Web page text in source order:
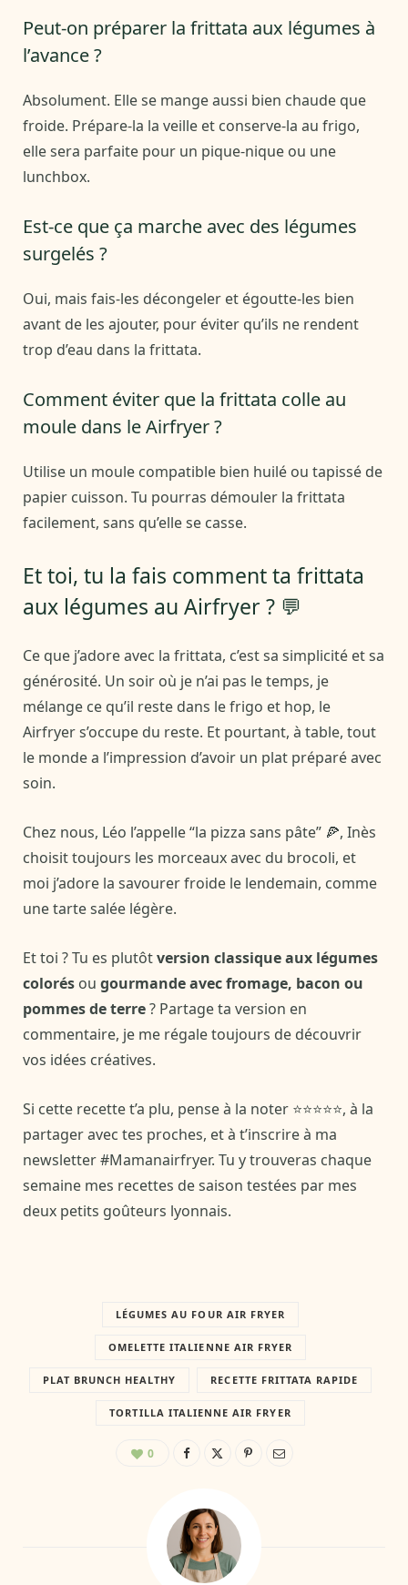
Peut-on préparer la frittata aux légumes à
l’avance ?
Absolument. Elle se mange aussi bien chaude que
froide. Prépare-la la veille et conserve-la au frigo,
elle sera parfaite pour un pique-nique ou une
lunchbox.
Est-ce que ça marche avec des légumes
surgelés ?
Oui, mais fais-les décongeler et égoutte-les bien
avant de les ajouter, pour éviter qu’ils ne rendent
trop d’eau dans la frittata.
Comment éviter que la frittata colle au
moule dans le Airfryer ?
Utilise un moule compatible bien huilé ou tapissé de
papier cuisson. Tu pourras démouler la frittata
facilement, sans qu’elle se casse.
Et toi, tu la fais comment ta frittata
aux légumes au Airfryer ? 💬
Ce que j’adore avec la frittata, c’est sa simplicité et sa
générosité. Un soir où je n’ai pas le temps, je
mélange ce qu’il reste dans le frigo et hop, le
Airfryer s’occupe du reste. Et pourtant, à table, tout
le monde a l’impression d’avoir un plat préparé avec
soin.
Chez nous, Léo l’appelle “la pizza sans pâte” 🍕, Inès
choisit toujours les morceaux avec du brocoli, et
moi j’adore la savourer froide le lendemain, comme
une tarte salée légère.
Et toi ? Tu es plutôtversion classique aux légumes
colorés ou gourmande avec fromage, bacon ou
pommes de terre? Partage ta version en
commentaire, je me régale toujours de découvrir
vos idées créatives.
Si cette recette t’a plu, pense à la noter ⭐⭐⭐⭐⭐, à la
partager avec tes proches, et à t’inscrire à ma
newsletter #Mamanairfryer. Tu y trouveras chaque
semaine mes recettes de saison testées par mes
deux petits goûteurs lyonnais.
LÉGUMES AU FOUR AIR FRYER
OMELETTE ITALIENNE AIR FRYER
PLAT BRUNCH HEALTHY RECETTE FRITTATA RAPIDE
TORTILLA ITALIENNE AIR FRYER
0